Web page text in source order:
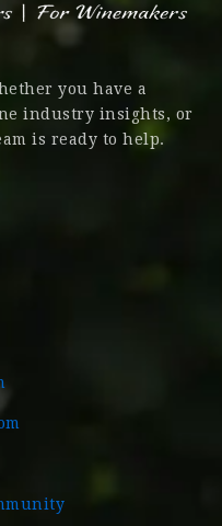
you have a
industry insights, or
is ready to help.